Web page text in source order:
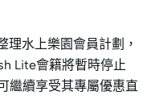
理水上樂園會員計劃，
Lite會籍將暫時停止
繼續享受其專屬優惠直